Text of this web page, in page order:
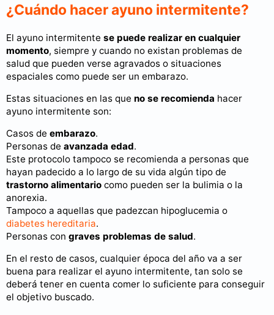
¿Cuándo hacer ayuno intermitente?
El ayuno intermitente se puede realizar en cualquier
momento, siempre y cuando no existan problemas de
salud que pueden verse agravados o situaciones
espaciales como puede ser un embarazo.
Estas situaciones en las que no se recomienda hacer
ayuno intermitente son:
Casos de embarazo.
Personas de avanzada edad.
Este protocolo tampoco se recomienda a personas que
hayan padecido a lo largo de su vida algún tipo de
trastorno alimentario como pueden ser la bulimia o la
anorexia.
Tampoco a aquellas que padezcan hipoglucemia o
diabetes hereditaria.
Personas con graves problemas de salud.
En el resto de casos, cualquier época del año va a ser
buena para realizar el ayuno intermitente, tan solo se
deberá tener en cuenta comer lo suficiente para conseguir
el objetivo buscado.